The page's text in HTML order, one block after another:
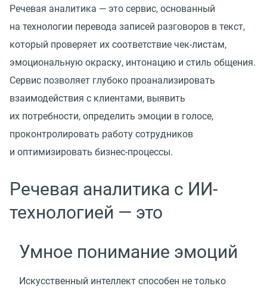
Речевая аналитика — это сервис, основанный
на технологии перевода записей разговоров в текст,
который проверяет их соответствие чек-листам,
эмоциональную окраску, интонацию и стиль общения.
Сервис позволяет глубоко проанализировать
взаимодействия с клиентами, выявить
их потребности, определить эмоции в голосе,
проконтролировать работу сотрудников
и оптимизировать бизнес-процессы.
Речевая аналитика с ИИ-
технологией — это
Умное понимание эмоций
Искусственный интеллект способен не только